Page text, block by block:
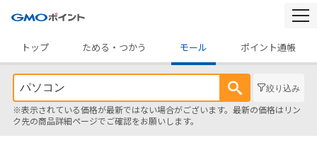
トップ
ためる・つかう モール ポイント通帳
絞り込み
※表示されている価格が最新ではない場合がございます。最新の価格はリン
ク先の商品詳細ページでご確認をお願いします。